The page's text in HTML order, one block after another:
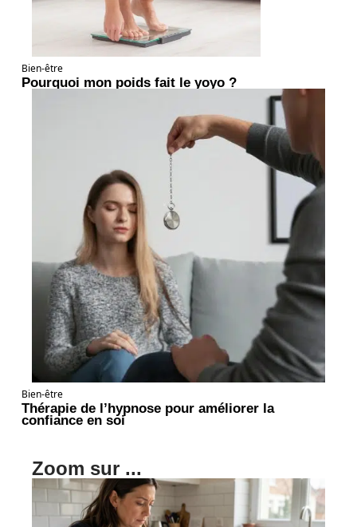
Bien-être
Pourquoi mon poids fait le yoyo ?
Bien-être
Thérapie de l’hypnose pour améliorer la
confiance en soi
Zoom sur ...